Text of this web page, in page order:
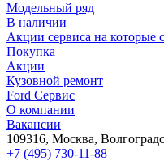
Модельный ряд
В наличии
Акции сервиса на которые
Покупка
Акции
Кузовной ремонт
Ford Сервис
О компании
Вакансии
109316, Москва,
+7 (495) 730-11-88